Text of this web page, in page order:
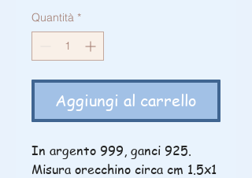
Quantità *
Aggiungi al carrello
In argento 999, ganci 925.
Misura orecchino circa cm 1.5x1